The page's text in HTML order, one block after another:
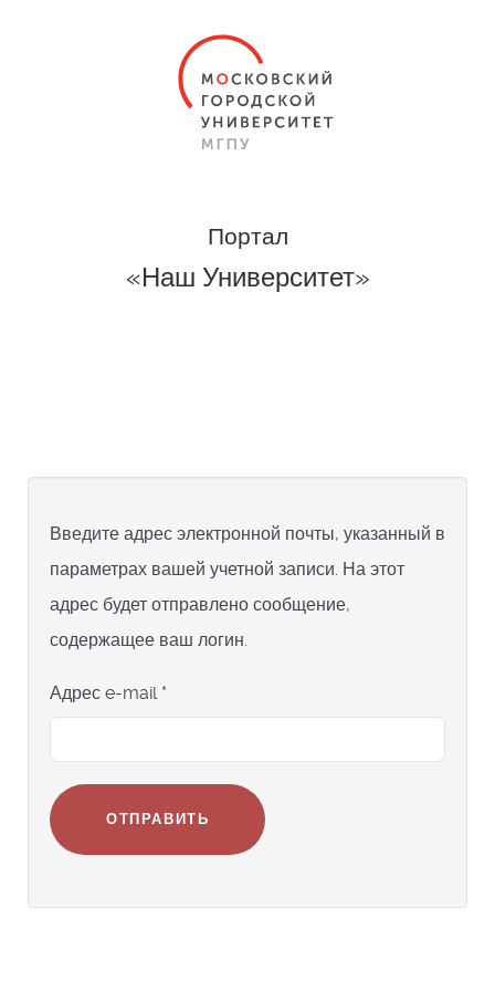
Портал
«Наш Университет»
Введите адрес электронной почты, указанный в
параметрах вашей учетной записи. На этот
адрес будет отправлено сообщение,
содержащее ваш логин.
Адрес e-mail*
ОТПРАВИТЬ